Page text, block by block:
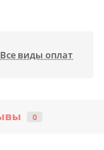
Все виды оплат
0